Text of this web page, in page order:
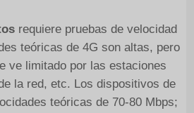
requiere pruebas de velocidad
teóricas de 4G son altas, pero
ve limitado por las estaciones
la red, etc. Los dispositivos de
teóricas de 70-80 Mbps;